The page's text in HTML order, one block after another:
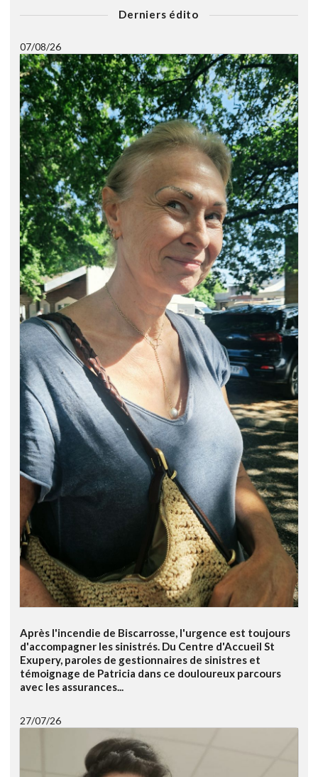
Derniers édito
07/08/26
Après l'incendie de Biscarrosse, l'urgence est toujours
d'accompagner les sinistrés. Du Centre d'Accueil St
Exupery, paroles de gestionnaires de sinistres et
témoignage de Patricia dans ce douloureux parcours
avec les assurances...
27/07/26